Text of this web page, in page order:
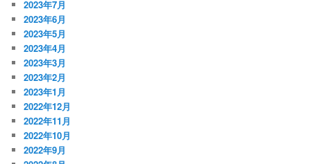
2023年7月
2023年6月
2023年5月
2023年4月
2023年3月
2023年2月
2023年1月
2022年12月
2022年11月
2022年10月
2022年9月